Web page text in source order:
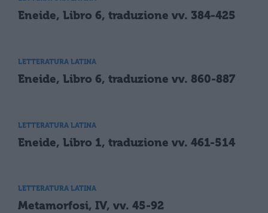
Eneide, Libro 6, traduzione vv. 384-425
LETTERATURA LATINA
Eneide, Libro 6, traduzione vv. 860-887
LETTERATURA LATINA
Eneide, Libro 1, traduzione vv. 461-514
LETTERATURA LATINA
Metamorfosi, IV, vv. 45-92